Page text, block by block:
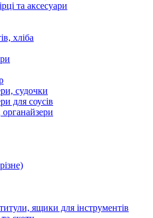
та аксесуари
хліба
судочки
для соусів
ящики для інструментів